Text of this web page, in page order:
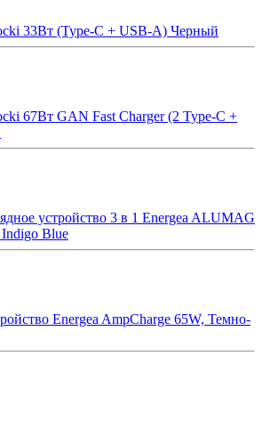
33Вт (Type-C + USB-A) Черный
67Вт GAN Fast Charger (2 Type-C +
устройство 3 в 1 Energea ALUMAG
Blue
Energea AmpCharge 65W, Темно-